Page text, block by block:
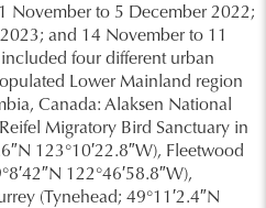
November to 5 December 2022;
and 14 November to 11
four different urban
Lower Mainland region
Canada: Alaksen National
Migratory Bird Sanctuary in
123°10′22.8″W), Fleetwood
122°46′58.8″W),
(Tynehead; 49°11′2.4″N